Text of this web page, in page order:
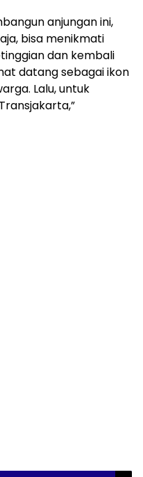
anjungan ini,
bisa menikmati
dan kembali
datang sebagai ikon
Lalu, untuk